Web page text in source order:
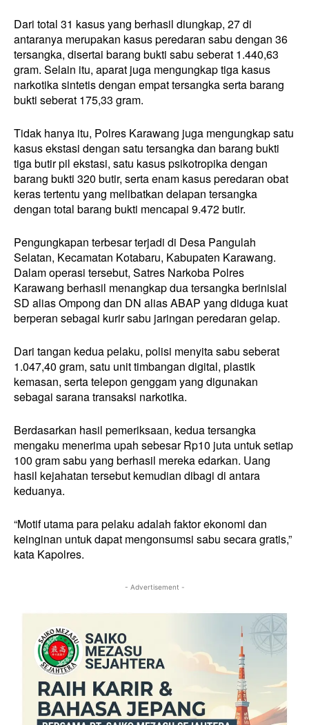
Dari total 31 kasus yang berhasil diungkap, 27 di
antaranya merupakan kasus peredaran sabu dengan 36
tersangka, disertai barang bukti sabu seberat 1.440,63
gram. Selain itu, aparat juga mengungkap tiga kasus
narkotika sintetis dengan empat tersangka serta barang
bukti seberat 175,33 gram.
Tidak hanya itu, Polres Karawang juga mengungkap satu
kasus ekstasi dengan satu tersangka dan barang bukti
tiga butir pil ekstasi, satu kasus psikotropika dengan
barang bukti 320 butir, serta enam kasus peredaran obat
keras tertentu yang melibatkan delapan tersangka
dengan total barang bukti mencapai 9.472 butir.
Pengungkapan terbesar terjadi di Desa Pangulah
Selatan, Kecamatan Kotabaru, Kabupaten Karawang.
Dalam operasi tersebut, Satres Narkoba Polres
Karawang berhasil menangkap dua tersangka berinisial
SD alias Ompong dan DN alias ABAP yang diduga kuat
berperan sebagai kurir sabu jaringan peredaran gelap.
Dari tangan kedua pelaku, polisi menyita sabu seberat
1.047,40 gram, satu unit timbangan digital, plastik
kemasan, serta telepon genggam yang digunakan
sebagai sarana transaksi narkotika.
Berdasarkan hasil pemeriksaan, kedua tersangka
mengaku menerima upah sebesar Rp10 juta untuk setiap
100 gram sabu yang berhasil mereka edarkan. Uang
hasil kejahatan tersebut kemudian dibagi di antara
keduanya.
“Motif utama para pelaku adalah faktor ekonomi dan
keinginan untuk dapat mengonsumsi sabu secara gratis,”
kata Kapolres.
- Advertisement -